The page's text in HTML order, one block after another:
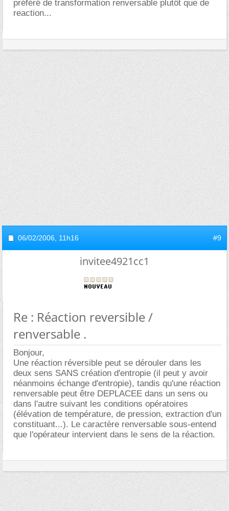
préféré de transformation renversable plutôt que de
reaction...
06/02/2006, 11h16 #9
invitee4921cc1
Re : Réaction reversible /
renversable .
Bonjour,
Une réaction réversible peut se dérouler dans les
deux sens SANS création d'entropie (il peut y avoir
néanmoins échange d'entropie), tandis qu'une réaction
renversable peut être DEPLACEE dans un sens ou
dans l'autre suivant les conditions opératoires
(élévation de température, de pression, extraction d'un
constituant...). Le caractère renversable sous-entend
que l'opérateur intervient dans le sens de la réaction.